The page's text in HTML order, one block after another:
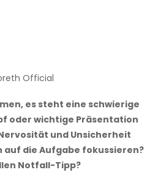
Official
es steht eine schwierige
oder wichtige Präsentation
und Unsicherheit
auf die Aufgabe fokussieren?
Notfall-Tipp?